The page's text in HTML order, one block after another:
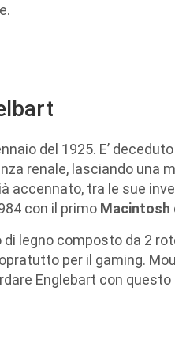
del 1925. E’
renale, lasciando una
tra le sue
con il primo Macintosh
legno composto da 2
per il gaming.
Englebart con questo